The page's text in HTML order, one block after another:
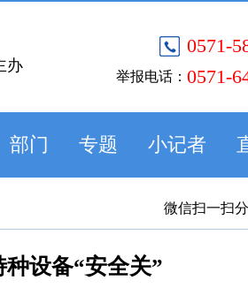
0571-
举报电话： 0571-
办
部门 专题 小记者
微信扫一扫
设备“安全关”